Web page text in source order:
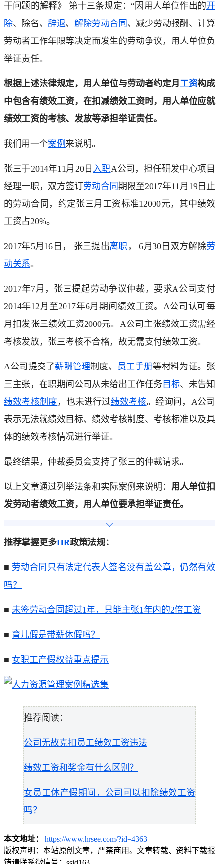
干问题的解释》 第十三条规定：“因用人单位作出的开
除、除名、 辞退、 解除劳动合同 、减少劳动报酬、计算
劳动者工作年限等决定而发生的劳动争议，用人单位负
举证责任。
根据上述法律规定，用人单位与劳动者约定月 工资构成
中包含有绩效工资，在扣减绩效工资时，用人单位应就
绩效工资的考核、发放等承担举证责任。
我们用一个案例 来说明。
张三于2014年11月20日 入职A公司，担任研发中心项目
经理一职，双方签订劳动合同期限至2017年11月19日止
的劳动合同，约定张三月工资标准12000元，其中绩效
工资占20%。
2017年5月16日， 张三提出离职 ， 6月30日双方解除劳
动关系。
2017年7月，张三提起劳动争议仲裁，要求A公司支付
2014年12月至2017年6月期间绩效工资。A公司认可每
月扣发张三绩效工资2000元。A公司主张绩效工资需经
考核发放，张三考核不合格，故无需支付绩效工资。
A公司提交了薪酬管理制度、 员工手册等材料为证。张
三主张，在职期间公司从未给出工作任务 目标、未告知
绩效考核制度 ，也未进行过绩效考核。经询问，A公司
表示无法就绩效目标、绩效考核制度、考核标准以及具
体的绩效考核情况进行举证。
最终结果，仲裁委员会支持了张三的仲裁请求。
以上文章通过列举法条和实际案例来说明： 用人单位扣
发劳动者绩效工资，用人单位要承担举证责任。
推荐掌握更多HR政策法规：
■ 劳动合同只有法定代表人签名没有盖公章，仍然有效
吗？
■ 未签劳动合同超过1年，只能主张1年内的2倍工资
■ 育儿假是带薪休假吗？
■ 女职工产假权益重点提示
推荐阅读：
公司无故克扣员工绩效工资违法
绩效工资和奖金有什么区别？
女员工休产假期间，公司可以扣除绩效工资
吗？
本文地址：
https://www.hrsee.com/?id=4363
版权声明： 本站原创文章，严禁商用。文章转载、资料下载报
错请联系微信号：ssid163